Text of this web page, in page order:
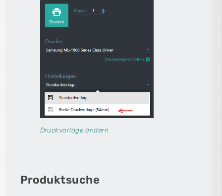
Druckvorlage ändern
Produktsuche